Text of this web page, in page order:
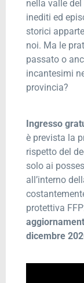
nella valle
inediti ed
storici
noi. Ma le
passato o
incantesimi
provincia?
Ingresso
è prevista la
rispetto del
solo ai
all’interno
protettiva
dicembre